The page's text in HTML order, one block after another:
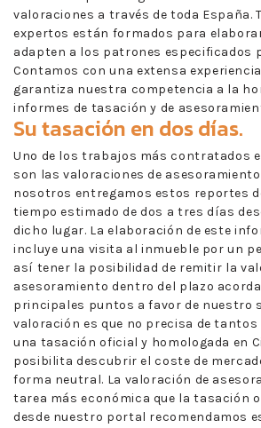
valoraciones a través de toda España.
expertos están formados para
adapten a los patrones especificados
Contamos con una extensa
garantiza nuestra competencia a la
informes de tasación y de
Su tasación en dos días.
Uno de los trabajos más contratados
son las valoraciones de
nosotros entregamos estos reportes
tiempo estimado de dos a tres días
dicho lugar. La elaboración de este
incluye una visita al inmueble por un
así tener la posibilidad de remitir la
asesoramiento dentro del plazo
principales puntos a favor de nuestro
valoración es que no precisa de
una tasación oficial y homologada en
posibilita descubrir el coste de
forma neutral. La valoración de
tarea más económica que la tasación
desde nuestro portal recomendamos